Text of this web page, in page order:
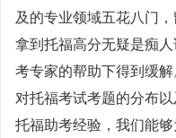
及的专业领域五花八门
拿到托福高分无疑是痴
考专家的帮助下得到缓
对托福考试考题的分布
托福助考经验，我们能